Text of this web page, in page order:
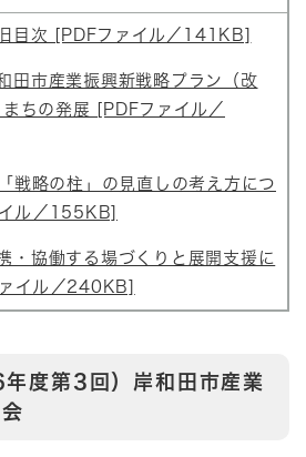
目次 [PDFファイル／141KB]
市産業振興新戦略プラン（改
ちの発展 [PDFファイル／
略の柱」の見直しの考え方につ
ル／155KB]
協働する場づくりと展開支援に
イル／240KB]
度第3回）岸和田市産業